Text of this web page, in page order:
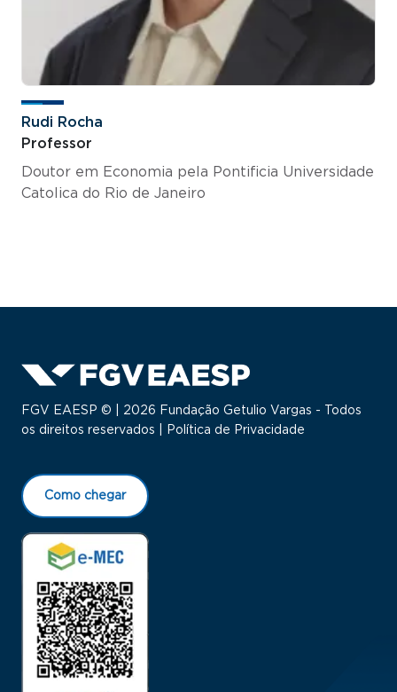
Rudi Rocha
Professor
Doutor em Economia pela Pontificia Universidade
Catolica do Rio de Janeiro
FGV EAESP © | 2026 Fundação Getulio Vargas - Todos
os direitos reservados |
Política de Privacidade
Como chegar